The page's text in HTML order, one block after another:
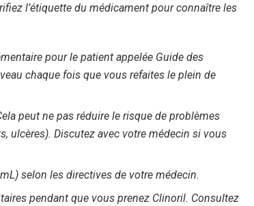
l’étiquette du médicament pour connaître les
pour le patient appelée Guide des
chaque fois que vous refaites le plein de
peut ne pas réduire le risque de problèmes
ulcères). Discutez avec votre médecin si vous
selon les directives de votre médecin.
pendant que vous prenez Clinoril. Consultez